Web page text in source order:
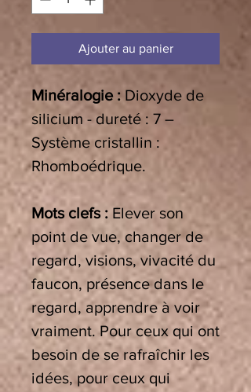
Ajouter au panier
Minéralogie :Dioxyde de
silicium - dureté : 7 –
Système cristallin :
Rhomboédrique.
Mots clefs : Elever son
point de vue, changer de
regard, visions, vivacité du
faucon, présence dans le
regard, apprendre à voir
vraiment. Pour ceux qui ont
besoin de se rafraîchir les
idées, pour ceux qui